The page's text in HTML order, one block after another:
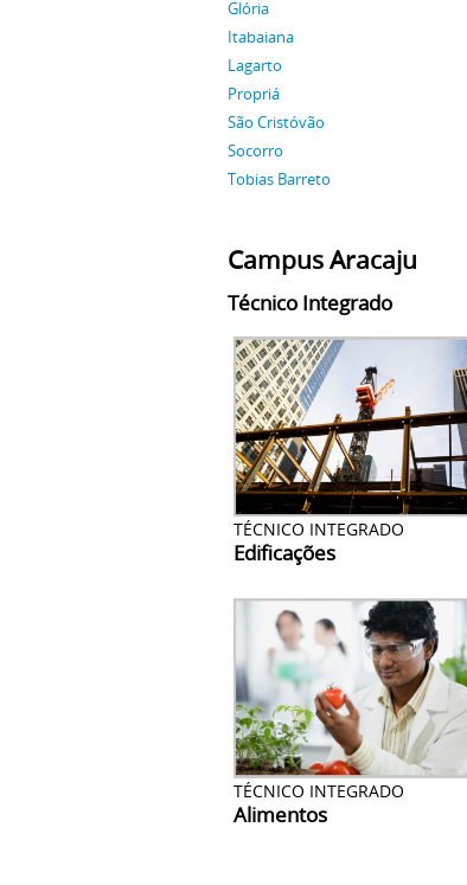
Glória
Itabaiana
Lagarto
Propriá
São Cristóvão
Socorro
Tobias Barreto
Campus Aracaju
Técnico Integrado
TÉCNICO INTEGRADO
Edificações
TÉCNICO INTEGRADO
Alimentos